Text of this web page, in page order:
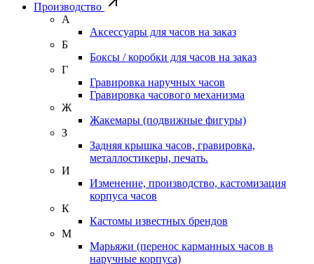
Производство
А
Аксессуары для часов на заказ
Б
Боксы / коробки для часов на заказ
Г
Гравировка наручных часов
Гравировка часового механизма
Ж
Жакемары (подвижные фигуры)
З
Задняя крышка часов, гравировка,
металлостикеры, печать.
И
Изменение, производство, кастомизация
корпуса часов
К
Кастомы известных брендов
М
Марьяжи (перенос карманных часов в
наручные корпуса)